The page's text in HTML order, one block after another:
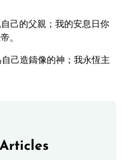
己的父親；我的安息日你
。
己造鑄像的神；我永恆主